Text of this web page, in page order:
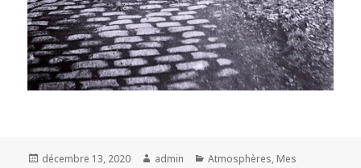
Posted
décembre 13, 2020 Author
admin Categories
Atmosphères, Mes